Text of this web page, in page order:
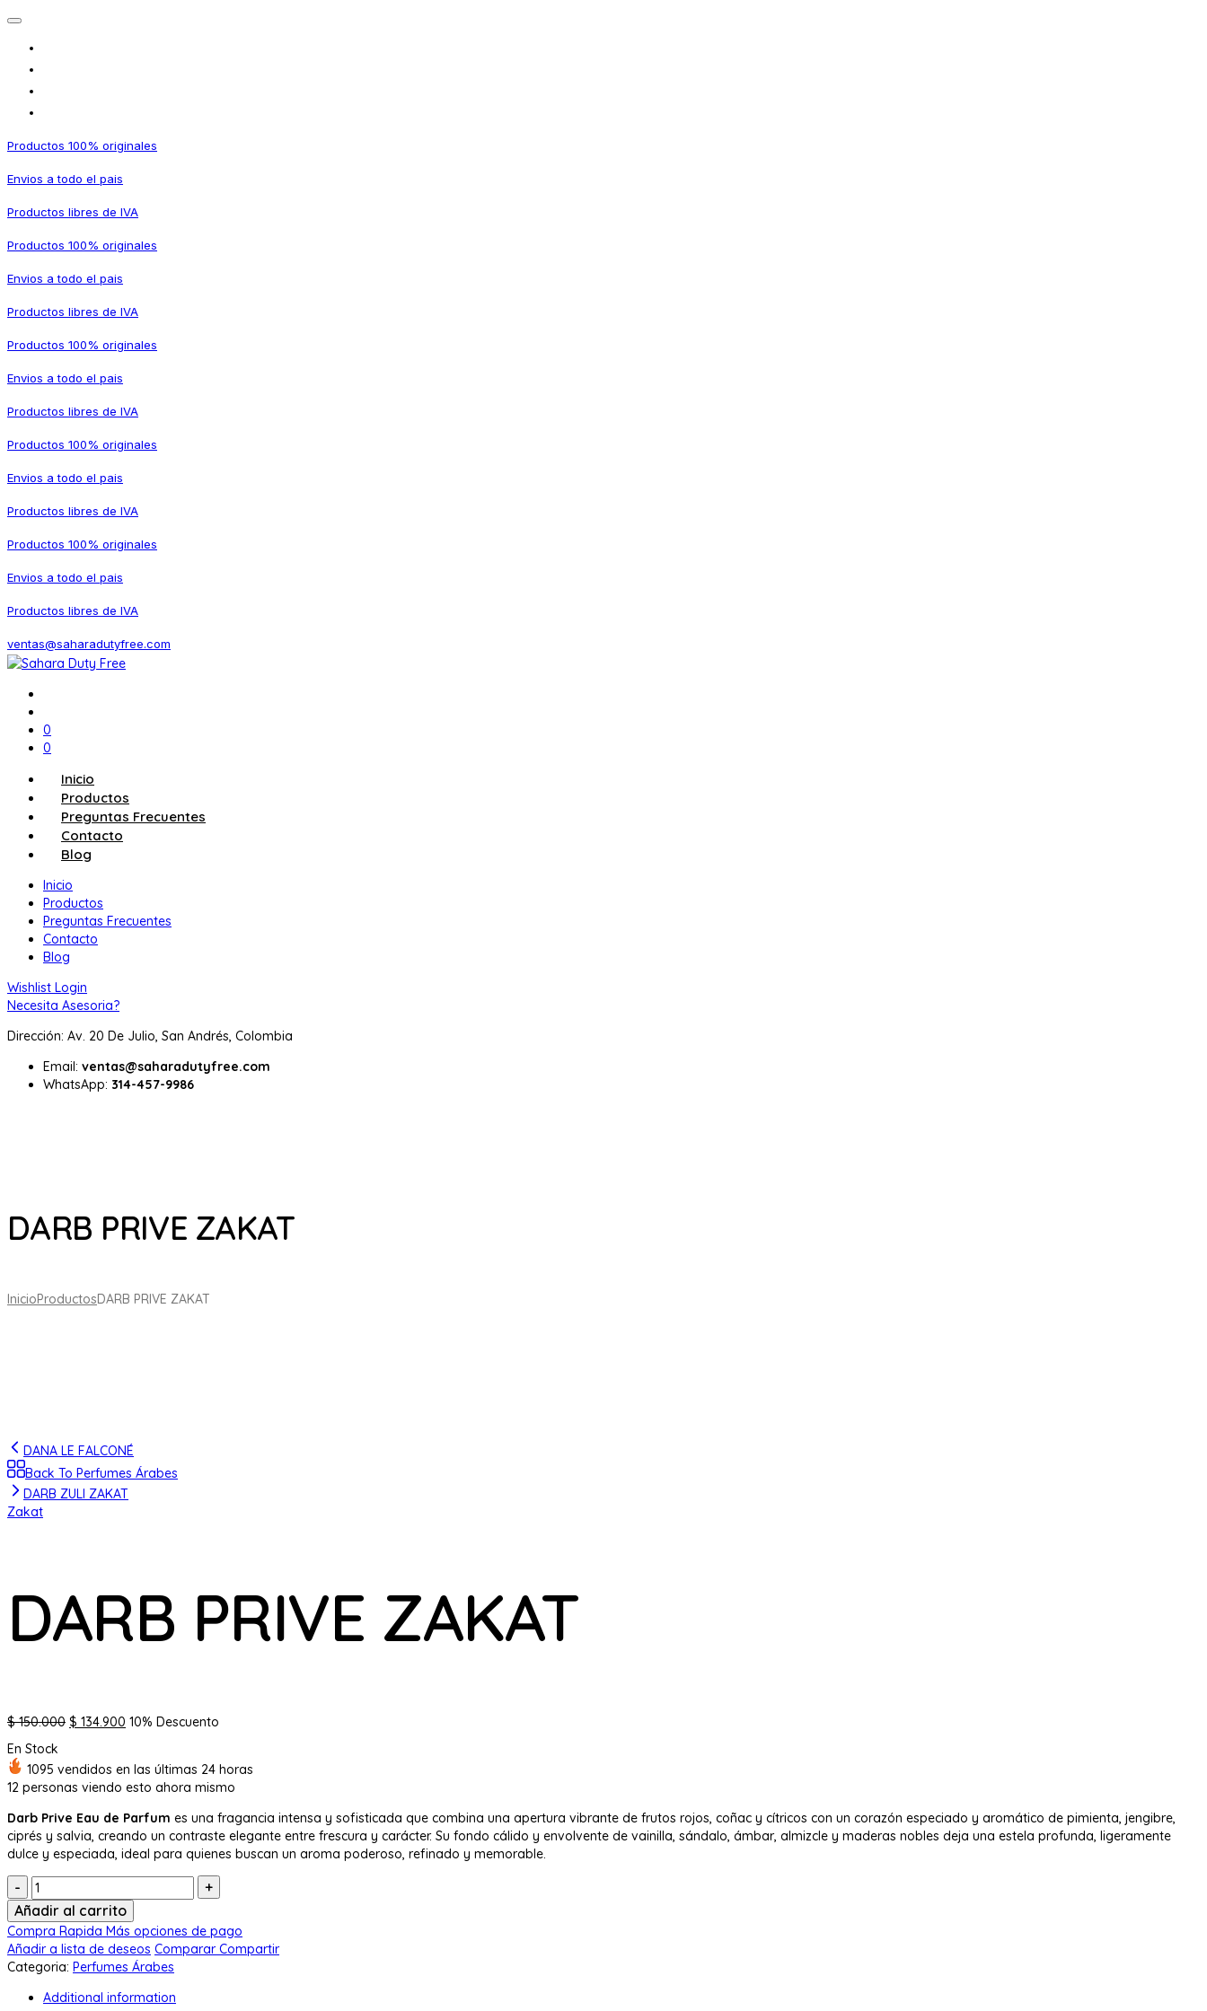
Productos 100% originales
Envios a todo el pais
Productos libres de IVA
Productos 100% originales
Envios a todo el pais
Productos libres de IVA
Productos 100% originales
Envios a todo el pais
Productos libres de IVA
Productos 100% originales
Envios a todo el pais
Productos libres de IVA
Productos 100% originales
Envios a todo el pais
Productos libres de IVA
ventas@saharadutyfree.com
0
0
Inicio
Productos
Preguntas Frecuentes
Contacto
Blog
Inicio
Productos
Preguntas Frecuentes
Contacto
Blog
Wishlist Login
Necesita Asesoria?
Dirección: Av. 20 De Julio, San Andrés, Colombia
Email: ventas@saharadutyfree.com
WhatsApp: 314-457-9986
DARB PRIVE ZAKAT
InicioProductosDARB PRIVE ZAKAT
DANA LE FALCONÉ
Back To Perfumes Árabes
DARB ZULI ZAKAT
Zakat
DARB PRIVE ZAKAT
$150.000 El
era:
$ 150.000.
$ 134.900 El
es:
$ 134.900.
10% Descuento
En Stock
1095 vendidos en las últimas 24 horas
12 personas viendo esto ahora mismo
Darb Prive Eau de Parfum es una fragancia intensa y sofisticada que combina una apertura vibrante de frutos rojos, coñac y cítricos con un corazón especiado y aromático de pimienta, jengibre,
ciprés y salvia, creando un contraste elegante entre frescura y carácter. Su fondo cálido y envolvente de vainilla, sándalo, ámbar, almizcle y maderas nobles deja una estela profunda, ligeramente
dulce y especiada, ideal para quienes buscan un aroma poderoso, refinado y memorable.
Cantidad:
Añadir al carrito
Compra Rapida Más opciones de pago
Añadir a lista de deseos CompararCompartir
Categoria: Perfumes Árabes
Additional information